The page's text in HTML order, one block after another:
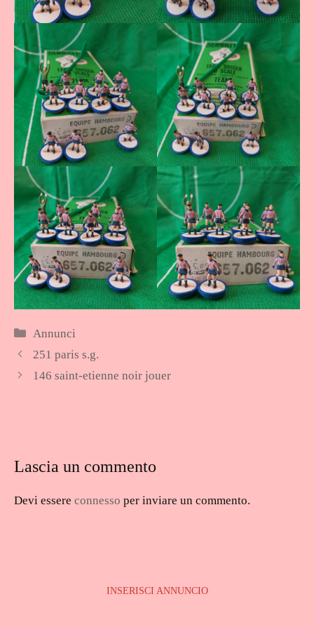
Categorie
Annunci
251 paris s.g.
146 saint-etienne noir jouer
Lascia un commento
Devi essere connesso per inviare un commento.
INSERISCI ANNUNCIO